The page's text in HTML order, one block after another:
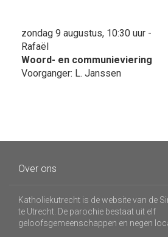
zondag 9 augustus, 10:30 uur -
Rafaël
Woord- en communieviering
Voorganger: L. Janssen
Over ons
Katholiekutrecht is de website van de
te Utrecht. De parochie bestaat uit elf
geloofsgemeenschappen en negen